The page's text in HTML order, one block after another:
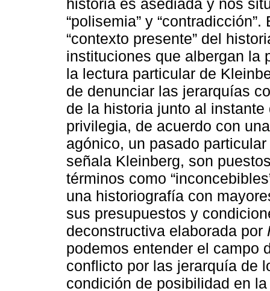
historia es asediada y nos
“polisemia” y
“contexto presente” del
instituciones que albergan la
la lectura particular de
de denunciar las jerarquías
de la historia junto al instante
privilegia, de acuerdo con
agónico, un pasado
señala Kleinberg, son
términos como
una historiografía con
sus presupuestos y
deconstructiva elaborada por
podemos entender el campo
conflicto por las jerarquía de
condición de posibilidad en